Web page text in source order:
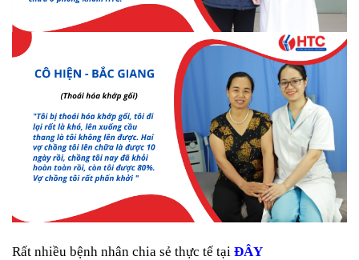
Rất nhiều bệnh nhân chia sẻ thực tế tại ĐÂY